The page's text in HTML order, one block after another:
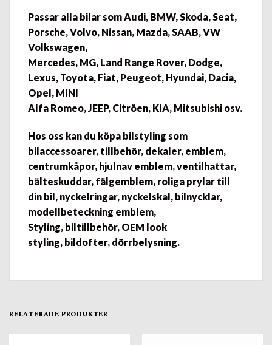
Passar alla bilar som Audi, BMW, Skoda, Seat,
Porsche, Volvo, Nissan, Mazda, SAAB, VW
Volkswagen,
Mercedes, MG, Land Range Rover, Dodge,
Lexus, Toyota, Fiat, Peugeot, Hyundai, Dacia,
Opel, MINI
Alfa Romeo, JEEP, Citröen, KIA, Mitsubishi osv.
Hos oss kan du köpa bilstyling som
bilaccessoarer, tillbehör, dekaler, emblem,
centrumkåpor, hjulnav emblem, ventilhattar,
bälteskuddar, fälgemblem, roliga prylar till
din bil, nyckelringar, nyckelskal, bilnycklar,
modellbeteckning emblem,
Styling, biltillbehör, OEM look
styling, bildofter, dörrbelysning.
RELATERADE PRODUKTER